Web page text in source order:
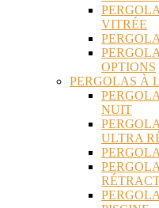
VITRÉE
OPTIONS
PERGOLAS À
NUIT
ULTRA